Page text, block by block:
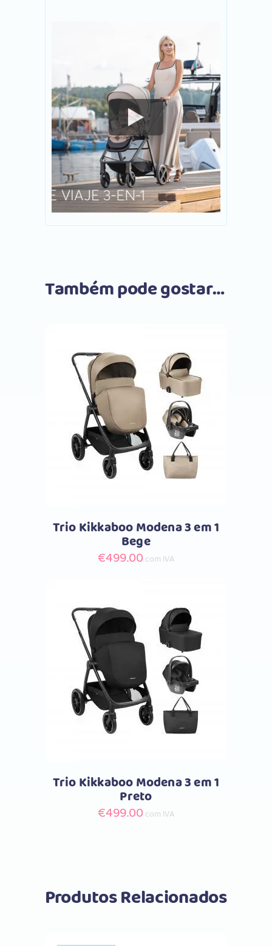
Também pode gostar…
Comprar
Trio Kikkaboo Modena 3 em 1
Bege
€499.00 com IVA
Comprar
Trio Kikkaboo Modena 3 em 1
Preto
€499.00 com IVA
Produtos Relacionados